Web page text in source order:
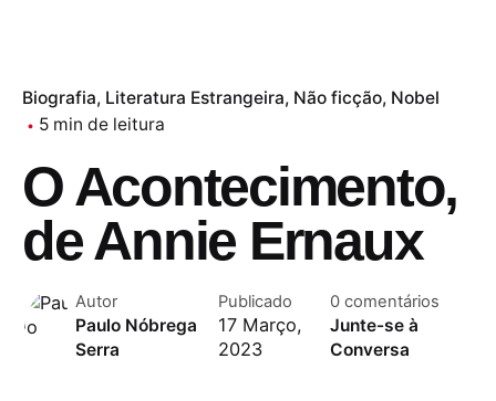
Biografia Literatura Estrangeira Não ficção Nobel
5 min de leitura
O Acontecimento,
de Annie Ernaux
Autor
Paulo Nóbrega
Serra
Publicado
17 Março,
2023
0 comentários
Junte-se à
Conversa